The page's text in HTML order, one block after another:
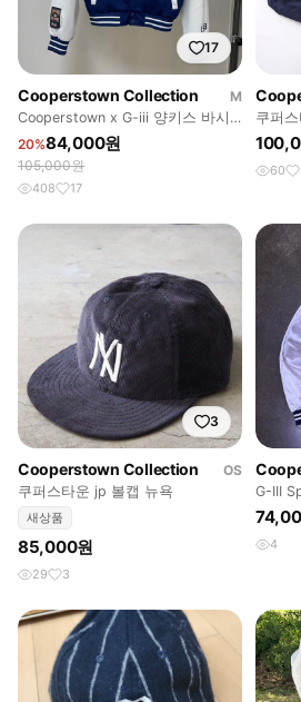
17
Cooperstown Collection
M
Cooperstown x G-iii 양키스 바시
티자켓
20%84,000원
105,000원
408 17
쿠퍼
60
3
Cooperstown Collection
OS
쿠퍼스타운 jp 볼캡 뉴욕
새상품
85,000원
29 3
G-III
스
4